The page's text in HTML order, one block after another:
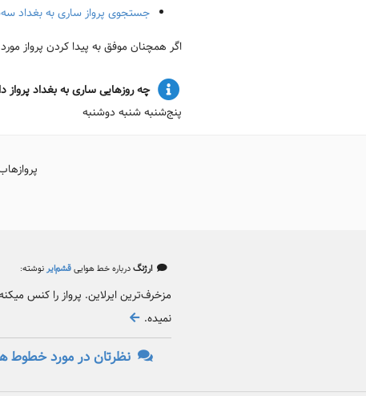
جستجوی پرواز ساری به بغداد سه‌شنبه
اگر همچنان موفق به پیدا کردن پرواز
چه روزهایی ساری به بغداد پرواز
پنج‌شنبه شنبه دوشنبه
ارژنگدرباره خط هواییقشم‌ایرنوشته:
مزخرف‌ترین ایرلاین. پرواز را کنس
نمیده.
نظرتان در مورد خطوط